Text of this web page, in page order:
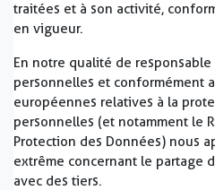
traitées et à son activité,
en vigueur.
En notre qualité de
personnelles et conformément
européennes relatives à la
personnelles (et notamment le
Protection des Données) nous
extrême concernant le partage
avec des tiers.